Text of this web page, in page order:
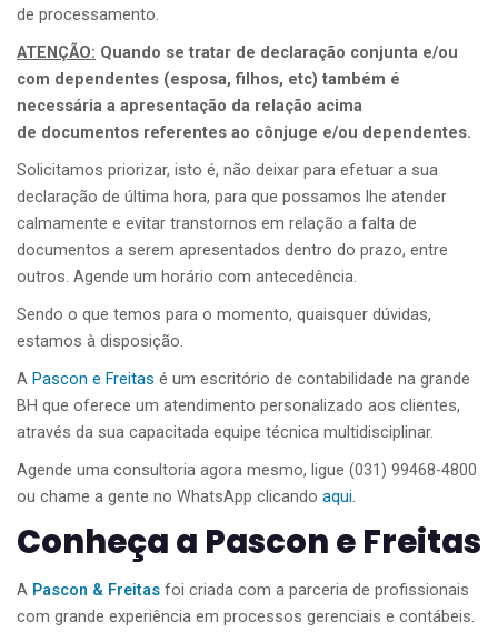
de processamento.
ATENÇÃO: Quando se tratar de declaração conjunta e/ou
com dependentes (esposa, filhos, etc) também é
necessária a apresentação da relação acima
de documentos referentes ao cônjuge e/ou dependentes.
Solicitamos priorizar, isto é, não deixar para efetuar a sua
declaração de última hora, para que possamos lhe atender
calmamente e evitar transtornos em relação a falta de
documentos a serem apresentados dentro do prazo, entre
outros. Agende um horário com antecedência.
Sendo o que temos para o momento, quaisquer dúvidas,
estamos à disposição.
A Pascon e Freitas é um escritório de contabilidade na grande
BH que oferece um atendimento personalizado aos clientes,
através da sua capacitada equipe técnica multidisciplinar.
Agende uma consultoria agora mesmo, ligue (031) 99468-4800
ou chame a gente no WhatsApp clicando aqui.
Conheça a Pascon e Freitas
A Pascon & Freitas foi criada com a parceria de profissionais
com grande experiência em processos gerenciais e contábeis.